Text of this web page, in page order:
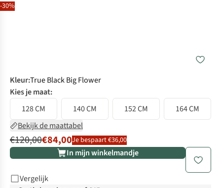
-30%
Kleur:True Black Big Flower
Kies je maat:
128 CM
140 CM 152 CM
164 CM
Bekijk de maattabel
€120,00€84,00Je bespaart €36,00
In mijn winkelmandje
Vergelijk